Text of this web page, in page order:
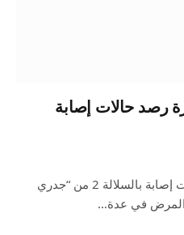
رصد حالات إصابة
أعلنت كوت ديفوار عن رصد حالات إصابة بالسلالة 2 من “جدري
المرض في عدة…